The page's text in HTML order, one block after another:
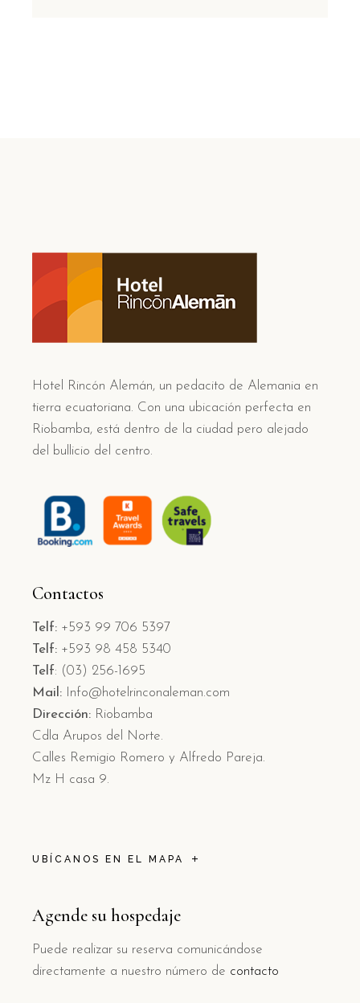
Hotel Rincón Alemán, un pedacito de Alemania en
tierra ecuatoriana. Con una ubicación perfecta en
Riobamba, está dentro de la ciudad pero alejado
del bullicio del centro.
Contactos
Telf: +593 99 706 5397
Telf: +593 98 458 5340
Telf: (03) 256-1695
Mail: Info@hotelrinconaleman.com
Dirección: Riobamba
Cdla Arupos del Norte.
Calles Remigio Romero y Alfredo Pareja.
Mz H casa 9.
UBÍCANOS EN EL MAPA
Agende su hospedaje
Puede realizar su reserva comunicándose
directamente a nuestro número de contacto